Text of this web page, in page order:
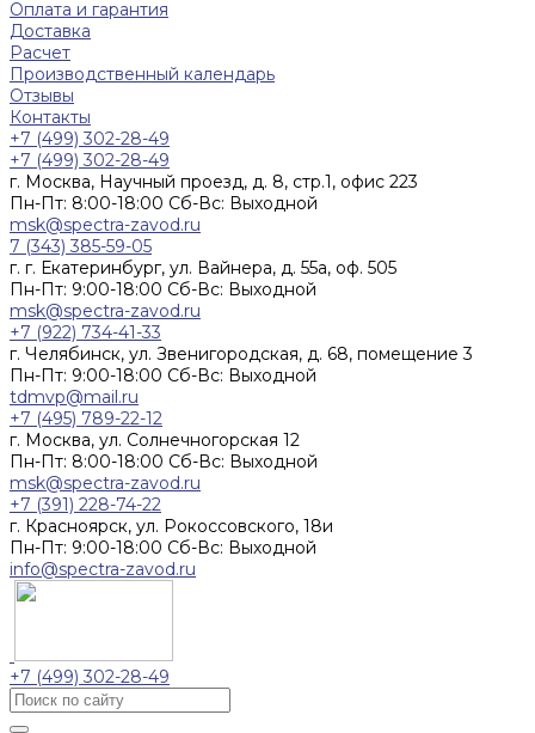
Оплата и гарантия
Доставка
Расчет
Производственный календарь
Отзывы
Контакты
+7 (499) 302-28-49
+7 (499) 302-28-49
г. Москва, Научный проезд, д. 8, стр.1, офис 223
Пн-Пт: 8:00-18:00 Cб-Вс: Выходной
msk@spectra-zavod.ru
7 (343) 385-59-05
г. г. Екатеринбург, ул. Вайнера, д. 55а, оф. 505
Пн-Пт: 9:00-18:00 Cб-Вс: Выходной
msk@spectra-zavod.ru
+7 (922) 734-41-33
г. Челябинск, ул. Звенигородская, д. 68, помещение 3
Пн-Пт: 9:00-18:00 Cб-Вс: Выходной
tdmvp@mail.ru
+7 (495) 789-22-12
г. Москва, ул. Солнечногорская 12
Пн-Пт: 8:00-18:00 Cб-Вс: Выходной
msk@spectra-zavod.ru
+7 (391) 228-74-22
г. Красноярск, ул. Рокоссовского, 18и
Пн-Пт: 9:00-18:00 Cб-Вс: Выходной
info@spectra-zavod.ru
+7 (499) 302-28-49